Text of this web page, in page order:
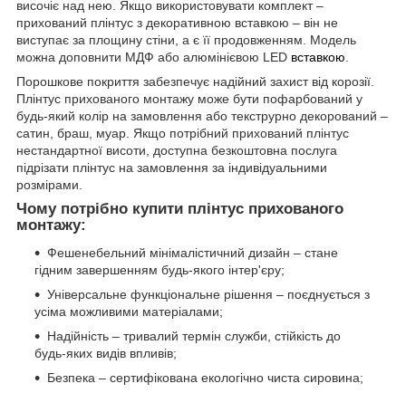
височіє над нею. Якщо використовувати комплект –
прихований плінтус з декоративною вставкою – він не
виступає за площину стіни, а є її продовженням. Модель
можна доповнити МДФ або алюмінієвою LED вставкою
Порошкове покриття забезпечує надійний захист від корозії.
Плінтус прихованого монтажу може бути пофарбований у
будь-який колір на замовлення або текструрно декорований –
сатин, браш, муар. Якщо потрібний прихований плінтус
нестандартної висоти, доступна безкоштовна послуга
підрізати плінтус на замовлення за індивідуальними
розмірами.
Чому потрібно купити плінтус прихованого
монтажу:
Фешенебельний мінімалістичний дизайн – стане
гідним завершенням будь-якого інтер'єру;
Універсальне функціональне рішення – поєднується з
усіма можливими матеріалами;
Надійність – тривалий термін служби, стійкість до
будь-яких видів впливів;
Безпека – сертифікована екологічно чиста сировина;